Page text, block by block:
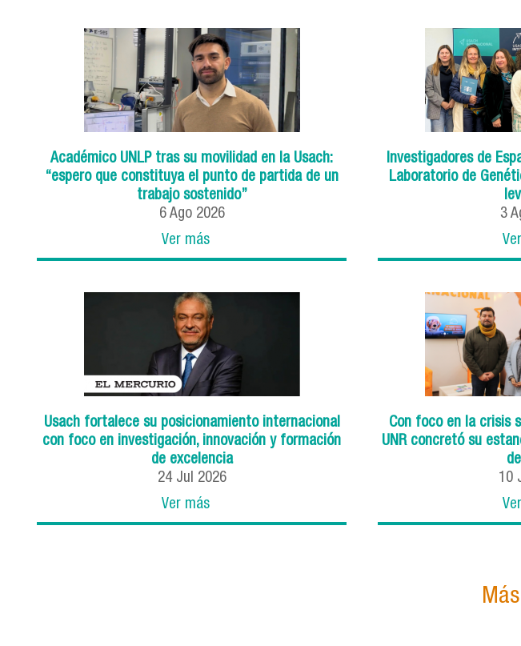
Académico UNLP tras su movilidad en la Usach:
“espero que constituya el punto de partida de un
trabajo sostenido”
6 Ago 2026
Ver más
Investigadores de
Laboratorio de
3
Usach fortalece su posicionamiento internacional
con foco en investigación, innovación y formación
de excelencia
24 Jul 2026
Ver más
Con foco en la crisis
UNR concretó su
10